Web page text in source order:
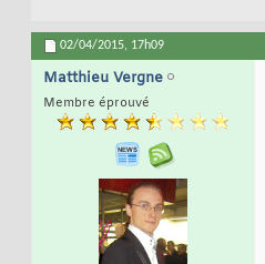
02/04/2015, 17h09
Matthieu Vergne
Membre éprouvé